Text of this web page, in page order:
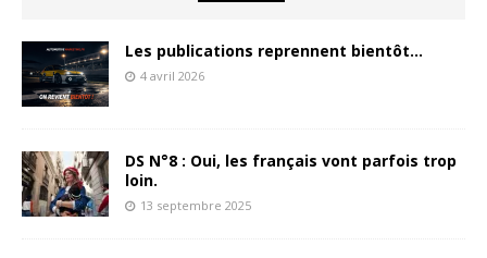
Les publications reprennent bientôt…
4 avril 2026
DS N°8 : Oui, les français vont parfois trop
loin.
13 septembre 2025